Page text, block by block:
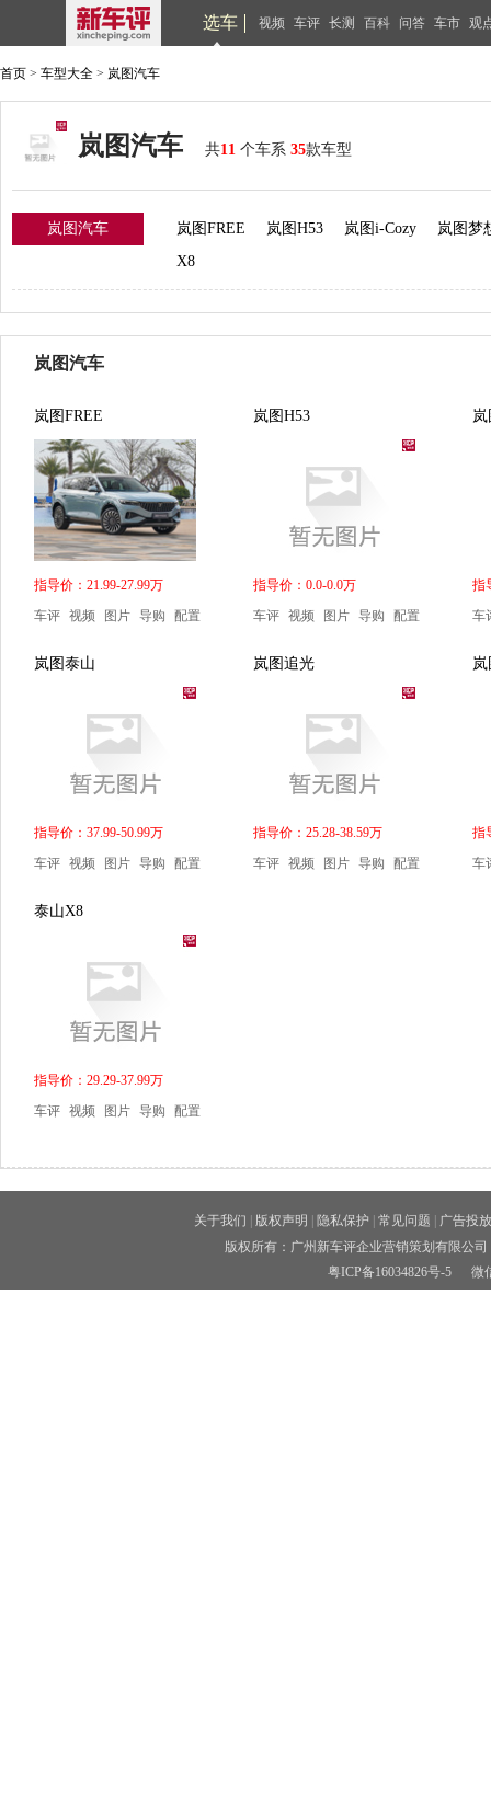
选车 视频 车评 长测 百科 问答 车市 观
首页 > 车型大全 > 岚图汽车
岚图汽车 共11 个车系 35款车型
岚图汽车 岚图FREE 岚图H53 岚图i-Cozy
岚图梦
X8
岚图汽车
岚图FREE
指导价：21.99-27.99万
车评 视频 图片 导购 配置
岚图H53
指导价：0.0-0.0万
车评 视频 图片 导购 配置
岚
指
车
岚图泰山
指导价：37.99-50.99万
车评 视频 图片 导购 配置
岚图追光
指导价：25.28-38.59万
车评 视频 图片 导购 配置
指
车
泰山X8
指导价：29.29-37.99万
车评 视频 图片 导购 配置
关于我们 版权声明 隐私保护 常见问题
广告投放
版权所有：广州新车评企业营销策划有限公
粤ICP备16034826号-5微信